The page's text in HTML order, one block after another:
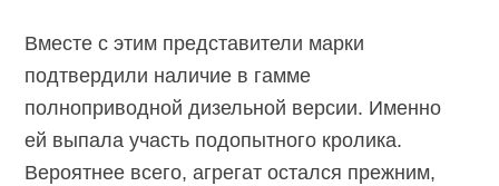
Вместе с этим представители марки
подтвердили наличие в гамме
полноприводной дизельной версии. Именно
ей выпала участь подопытного кролика.
Вероятнее всего, агрегат остался прежним,